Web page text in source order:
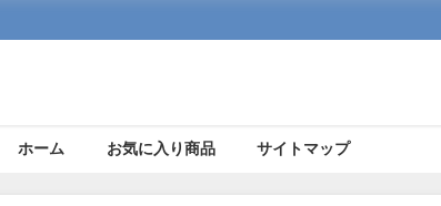
ホーム お気に入り商品 サイトマップ